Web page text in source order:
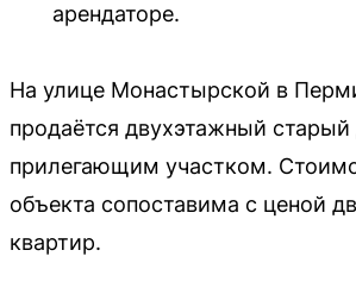
арендаторе.
На улице Монастырской в
продаётся двухэтажный
прилегающим участком.
объекта сопоставима с ценой
квартир.